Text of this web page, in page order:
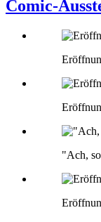
Comic-
"Ach,